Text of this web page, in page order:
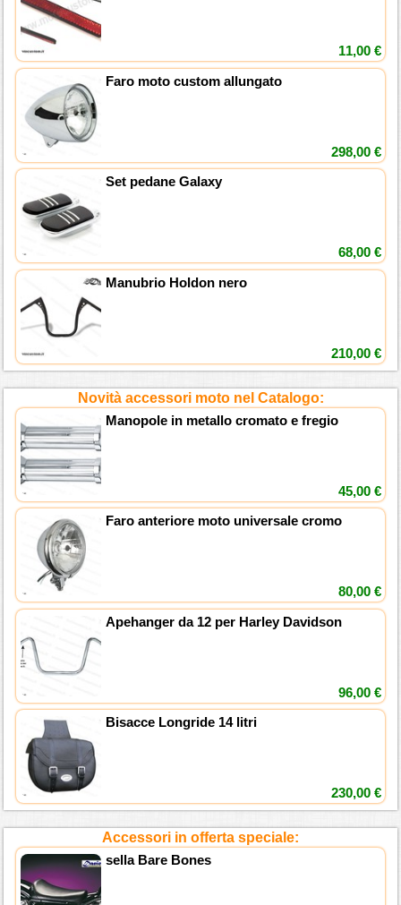
11,00 €
Faro moto custom allungato
298,00 €
Set pedane Galaxy
68,00 €
Manubrio Holdon nero
210,00 €
Novità accessori moto nel Catalogo:
Manopole in metallo cromato e fregio
45,00 €
Faro anteriore moto universale cromo
80,00 €
Apehanger da 12 per Harley Davidson
96,00 €
Bisacce Longride 14 litri
230,00 €
Accessori in offerta speciale:
sella Bare Bones